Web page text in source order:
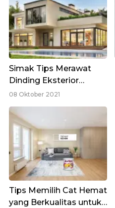
Simak Tips Merawat
Dinding Eksterior
Rumah dari Paparan
Cuaca Ekstrem
08 Oktober 2021
Tips Memilih Cat Hemat
yang Berkualitas untuk